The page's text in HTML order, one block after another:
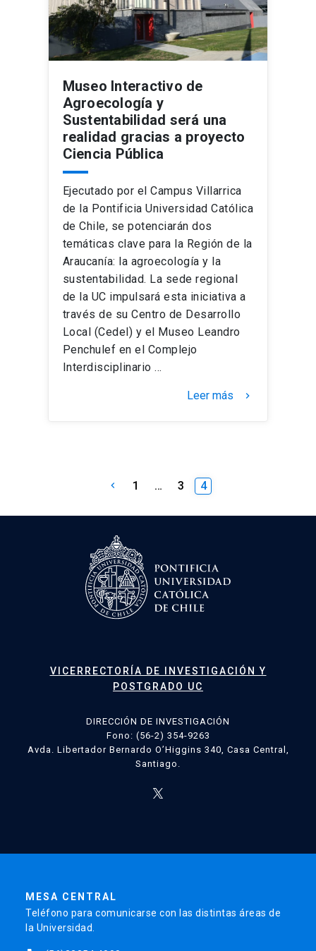
Museo Interactivo de
Agroecología y
Sustentabilidad será una
realidad gracias a proyecto
Ciencia Pública
Ejecutado por el Campus Villarrica
de la Pontificia Universidad Católica
de Chile, se potenciarán dos
temáticas clave para la Región de la
Araucanía: la agroecología y la
sustentabilidad. La sede regional
de la UC impulsará esta iniciativa a
través de su Centro de Desarrollo
Local (Cedel) y el Museo Leandro
Penchulef en el Complejo
Interdisciplinario …
Leer más keyboard_arrow_right
entradas
keyboard_arrow_left 1 … 3 4
VICERRECTORÍA DE INVESTIGACIÓN Y
POSTGRADO UC
DIRECCIÓN DE INVESTIGACIÓN
Fono: (56-2) 354-9263
Avda. Libertador Bernardo O’Higgins 340, Casa Central,
Santiago.
MESA CENTRAL
Teléfono para comunicarse con las distintas áreas de
la Universidad.